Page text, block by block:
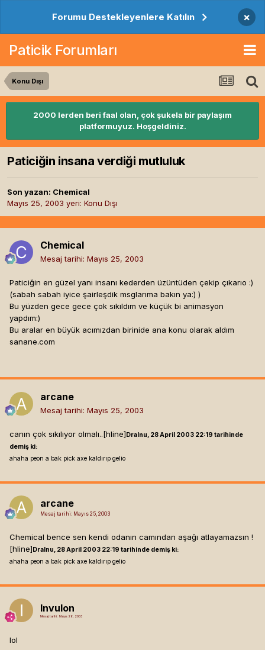
Forumu Destekleyenlere Katılın ×
Paticik Forumları
Konu Dışı
2000 lerden beri faal olan, çok şukela bir paylaşım
platformuyuz. Hoşgeldiniz.
Paticiğin insana verdiği mutluluk
Son yazan: Chemical
Mayıs 25, 2003 yeri: Konu Dışı
Chemical
Mesaj tarihi: Mayıs 25, 2003
Paticiğin en güzel yanı insanı kederden üzüntüden çekip çıkarıo :)
(sabah sabah iyice şairleşdik msglarıma bakın ya:) )
Bu yüzden gece gece çok sıkıldım ve küçük bi animasyon
yapdım:)
Bu aralar en büyük acımızdan birinide ana konu olarak aldım
sanane.com
arcane
Mesaj tarihi: Mayıs 25, 2003
canın çok sıkılıyor olmalı..[hline] Dralnu, 28 April 2003 22:19 tarihinde
demiş ki:
ahaha peon a bak pick axe kaldırıp gelio
arcane
Mesaj tarihi: Mayıs 25, 2003
Chemical bence sen kendi odanın camından aşağı atlayamazsın !
[hline] Dralnu, 28 April 2003 22:19 tarihinde demiş ki:
ahaha peon a bak pick axe kaldırıp gelio
Invulon
Mesaj tarihi: Mayıs 26, 2003
lol